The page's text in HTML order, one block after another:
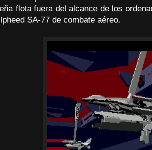
flota fuera del alcance de los
SA-77 de combate aéreo.